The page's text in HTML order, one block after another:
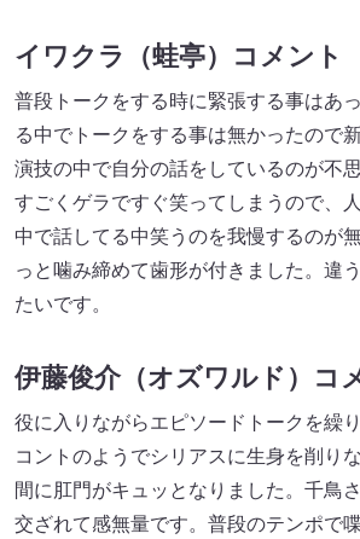
イワクラ（蛙亭）コメント
普段トークをする時に緊張する事はあ
る中でトークをする事は無かったので
演技の中で自分の話をしているのが不
すごくゲラですぐ笑ってしまうので、
中で話してる中笑うのを我慢するのが
っと噛み締めて歯形が付きました。違
たいです。
伊藤俊介（オズワルド）コ
役に入りながらエピソードトークを繰
コントのようでシリアスに生身を削り
間に肛門がキュッとなりました。千鳥
交ざれて感無量です。普段のテンポで